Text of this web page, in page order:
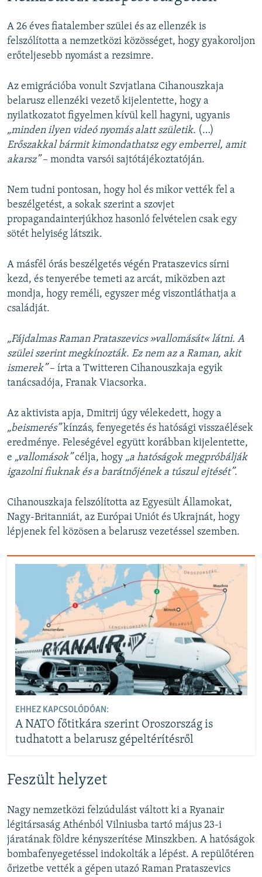
A 26 éves fiatalember szülei és az ellenzék is
felszólította a nemzetközi közösséget, hogy gyakoroljon
erőteljesebb nyomást a rezsimre.
Az emigrációba vonult Szvjatlana Cihanouszkaja
belarusz ellenzéki vezető kijelentette, hogy a
nyilatkozatot figyelmen kívül kell hagyni, ugyanis
„minden ilyen videó nyomás alatt születik. (…)
Erőszakkal bármit kimondathatsz egy emberrel, amit
akarsz”– mondta varsói sajtótájékoztatóján.
Nem tudni pontosan, hogy hol és mikor vették fel a
beszélgetést, a sokak szerint a szovjet
propagandainterjúkhoz hasonló felvételen csak egy
sötét helyiség látszik.
A másfél órás beszélgetés végén Prataszevics sírni
kezd, és tenyerébe temeti az arcát, miközben azt
mondja, hogy reméli, egyszer még viszontláthatja a
családját.
„Fájdalmas Raman Prataszevics »vallomását« látni. A
szülei szerint megkínozták. Ez nem az a Raman, akit
ismerek”– írta a Twitteren Cihanouszkaja egyik
tanácsadója, Franak Viacsorka.
Az aktivista apja, Dmitrij úgy vélekedett, hogy a
„beismerés”kínzás, fenyegetés és hatósági visszaélések
eredménye. Feleségével együtt korábban kijelentette,
e „vallomások”célja, hogy „a hatóságok megpróbálják
igazolni fiuknak és a barátnőjének a túszul ejtését”.
Cihanouszkaja felszólította az Egyesült Államokat,
Nagy-Britanniát, az Európai Uniót és Ukrajnát, hogy
lépjenek fel közösen a belarusz vezetéssel szemben.
EHHEZ KAPCSOLÓDÓAN:
A NATO főtitkára szerint Oroszország is
tudhatott a belarusz gépeltérítésről
Feszült helyzet
Nagy nemzetközi felzúdulást váltott ki a Ryanair
légitársaság Athénból Vilniusba tartó május 23-i
járatának földre kényszerítése Minszkben. A hatóságok
bombafenyegetéssel indokolták a lépést. A repülőtéren
őrizetbe vették a gépen utazó Raman Prataszevics